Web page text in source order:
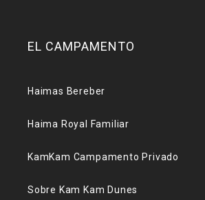
EL CAMPAMENTO
Haimas Bereber
Haima Royal Familiar
KamKam Campamento Privado
Sobre Kam Kam Dunes